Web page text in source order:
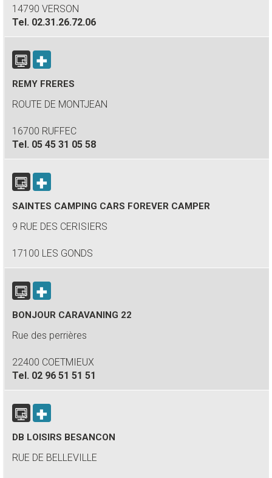
14790 VERSON
Tel. 02.31.26.72.06
REMY FRERES
ROUTE DE MONTJEAN
16700 RUFFEC
Tel. 05 45 31 05 58
SAINTES CAMPING CARS FOREVER CAMPER
9 RUE DES CERISIERS
17100 LES GONDS
BONJOUR CARAVANING 22
Rue des perrières
22400 COETMIEUX
Tel. 02 96 51 51 51
DB LOISIRS BESANCON
RUE DE BELLEVILLE